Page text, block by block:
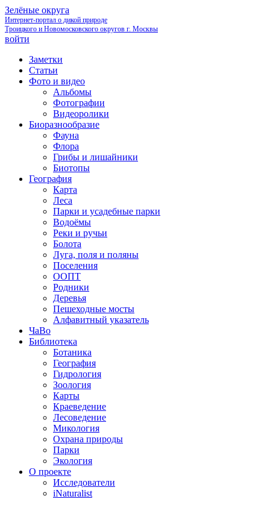
Зелёные округа
Интернет-портал о дикой природе
Троицкого и Новомосковского округов г. Москвы
войти
Заметки
Статьи
Фото и видео
Альбомы
Фотографии
Видеоролики
Биоразнообразие
Фауна
Флора
Грибы и лишайники
Биотопы
География
Карта
Леса
Парки и усадебные парки
Водоёмы
Реки и ручьи
Болота
Луга, поля и поляны
Поселения
ООПТ
Родники
Деревья
Пешеходные мосты
Алфавитный указатель
ЧаВо
Библиотека
Ботаника
География
Гидрология
Зоология
Карты
Краеведение
Лесоведение
Микология
Охрана природы
Парки
Экология
О проекте
Исследователи
iNaturalist